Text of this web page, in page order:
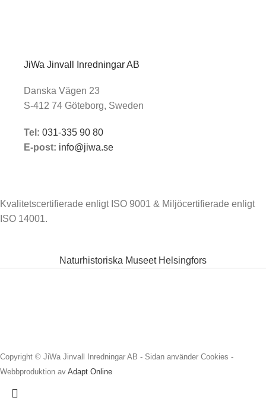
JiWa Jinvall Inredningar AB
Danska Vägen 23
S-412 74 Göteborg, Sweden
Tel: 031-335 90 80
E-post: info@jiwa.se
Kvalitetscertifierade enligt ISO 9001 & Miljöcertifierade enligt
ISO 14001.
Naturhistoriska Museet Helsingfors
Copyright © JiWa Jinvall Inredningar AB - Sidan använder Cookies -
Webbproduktion av Adapt Online